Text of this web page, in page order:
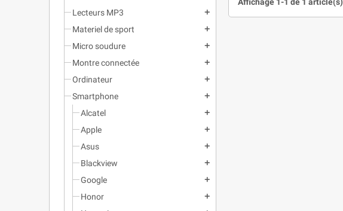
Lecteurs MP3 add
Materiel de sport add
Micro soudure add
Montre connectée add
Ordinateur add
Smartphone add
Alcatel add
Apple add
Asus add
Blackview add
Google add
Honor add
Affichage 1-1 de 1 article(s)